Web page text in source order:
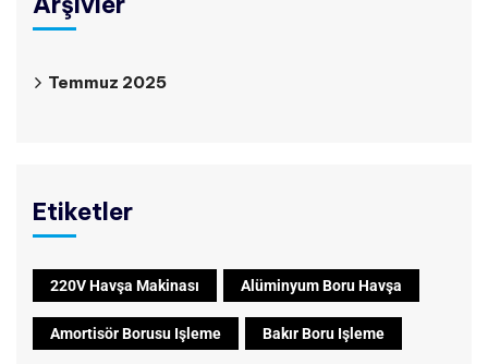
Temmuz 2025
Etiketler
220V Havşa Makinası Alüminyum Boru Havşa
Amortisör Borusu Işleme Bakır Boru Işleme